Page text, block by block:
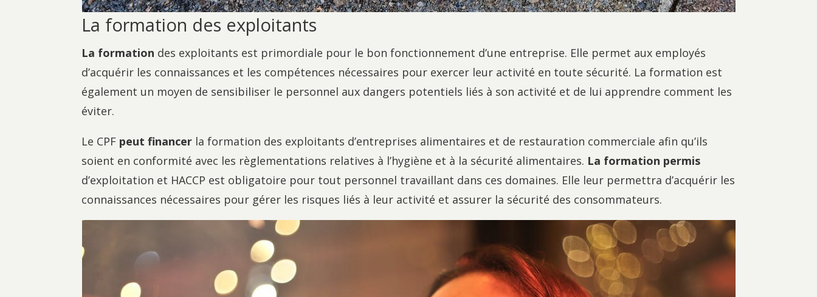
La formation des exploitants
La formation des exploitants est primordiale pour le bon fonctionnement d’une entreprise. Elle permet aux employés
d’acquérir les connaissances et les compétences nécessaires pour exercer leur activité en toute sécurité. La formation est
également un moyen de sensibiliser le personnel aux dangers potentiels liés à son activité et de lui apprendre comment les
éviter.
Le CPF peut financer la formation des exploitants d’entreprises alimentaires et de restauration commerciale afin qu’ils
soient en conformité avec les règlementations relatives à l’hygiène et à la sécurité alimentaires. La formation permis
d’exploitation et HACCP est obligatoire pour tout personnel travaillant dans ces domaines. Elle leur permettra d’acquérir les
connaissances nécessaires pour gérer les risques liés à leur activité et assurer la sécurité des consommateurs.